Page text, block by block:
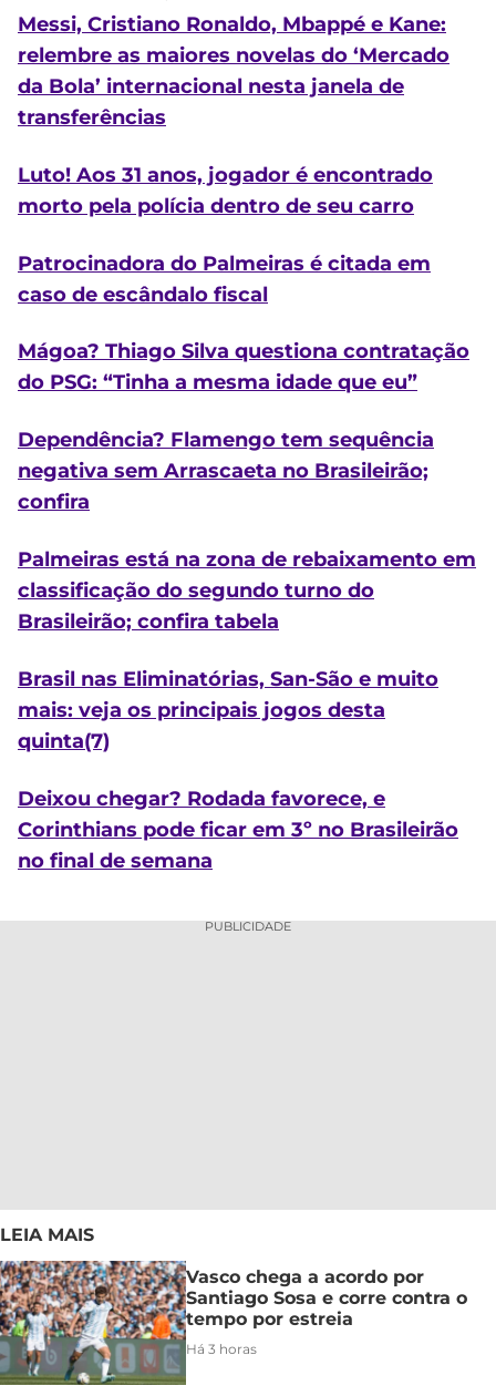
Messi, Cristiano Ronaldo, Mbappé e Kane:
relembre as maiores novelas do ‘Mercado
da Bola’ internacional nesta janela de
transferências
Luto! Aos 31 anos, jogador é encontrado
morto pela polícia dentro de seu carro
Patrocinadora do Palmeiras é citada em
caso de escândalo fiscal
Mágoa? Thiago Silva questiona contratação
do PSG: “Tinha a mesma idade que eu”
Dependência? Flamengo tem sequência
negativa sem Arrascaeta no Brasileirão;
confira
Palmeiras está na zona de rebaixamento em
classificação do segundo turno do
Brasileirão; confira tabela
Brasil nas Eliminatórias, San-São e muito
mais: veja os principais jogos desta
quinta(7)
Deixou chegar? Rodada favorece, e
Corinthians pode ficar em 3º no Brasileirão
no final de semana
PUBLICIDADE
LEIA MAIS
Vasco chega a acordo por
Santiago Sosa e corre contra o
tempo por estreia
Há 3 horas